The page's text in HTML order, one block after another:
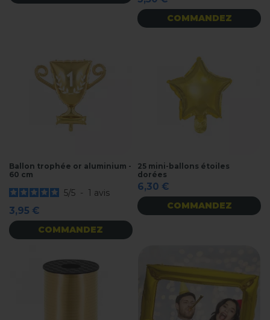
COMMANDEZ
Ballon trophée or aluminium -
60 cm
5/5 - 1 avis
3,95 €
COMMANDEZ
25 mini-ballons étoiles
dorées
6,30 €
COMMANDEZ